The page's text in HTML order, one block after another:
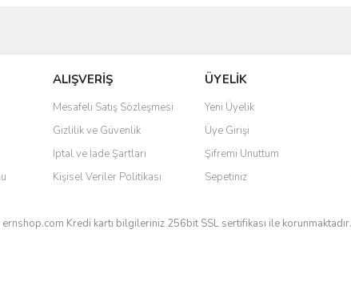
bozuk veya görüntülenemiyor.
eksik bilgiler bulunuyor.
hatalar bulunuyor.
sitelerden daha pahalı.
farklı alternatifler olmalı.
ALIŞVERİŞ
Mesafeli Satış Sözleşmesi
Gizlilik ve Güvenlik
İptal ve İade Şartları
Kişisel Veriler Politikası
ÜYELİK
Yeni Üyelik
Üye Girişi
Şifremi Unuttum
Sepetiniz
Kredi kartı bilgileriniz 256bit SSL sertifikası ile korunmaktadır.